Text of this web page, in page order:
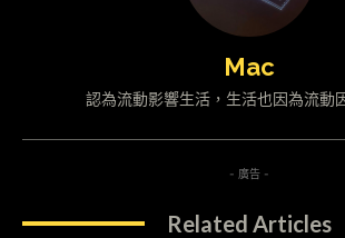
Mac
認為流動影響生活，生活也因為流動
- 廣告 -
Related Articles